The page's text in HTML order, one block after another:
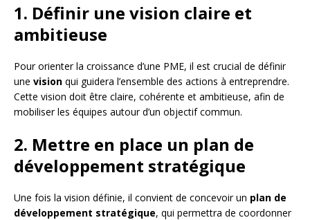
1. Définir une vision claire et
ambitieuse
Pour orienter la croissance d’une PME, il est crucial de définir
une vision qui guidera l’ensemble des actions à entreprendre.
Cette vision doit être claire, cohérente et ambitieuse, afin de
mobiliser les équipes autour d’un objectif commun.
2. Mettre en place un plan de
développement stratégique
Une fois la vision définie, il convient de concevoir un plan de
développement stratégique, qui permettra de coordonner